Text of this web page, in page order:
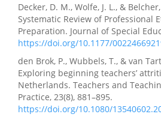
Decker, D. M., Wolfe, J. L., &
Systematic Review of Professional
Preparation. Journal of Special
https://doi.org/10.1177/
den Brok, P., Wubbels, T., & van
Exploring beginning teachers’
Netherlands. Teachers and
Practice, 23(8), 881–895.
https://doi.org/10.1080/